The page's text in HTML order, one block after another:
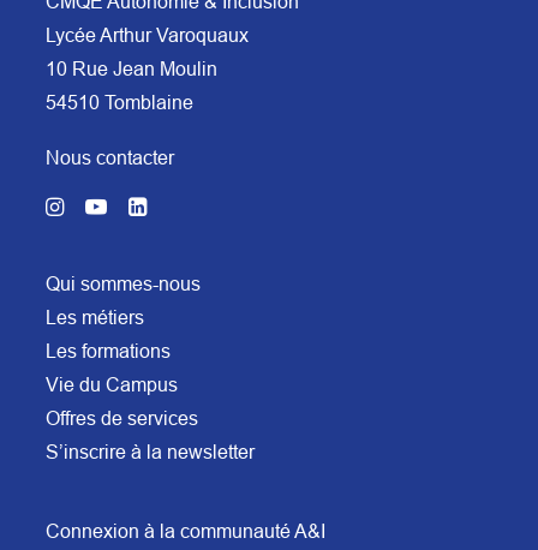
Lycée Arthur Varoquaux
10 Rue Jean Moulin
54510 Tomblaine
Nous contacter
Qui sommes-nous
Les métiers
Les formations
Vie du Campus
Offres de services
S’inscrire à la newsletter
Connexion à la communauté A&I